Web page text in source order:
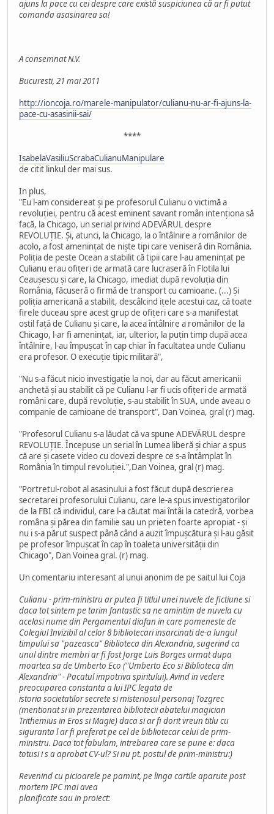
ajuns la pace cu cei despre care există suspiciunea că ar fi putut
comanda asasinarea sa!
A consemnat N.V.
Bucuresti, 21 mai 2011
http://ioncoja.ro/marele-manipulator/culianu-nu-ar-fi-ajuns-la-
pace-cu-asasinii-sai/
****
IsabelaVasiliuScrabaCulianuManipulare
de citit linkul der mai sus.
In plus,
"Eu l-am considereat şi pe profesorul Culianu o victimă a
revoluţiei, pentru că acest eminent savant român intenţiona să
facă, la Chicago, un serial privind ADEVĂRUL despre
REVOLUŢIE. Şi, atunci, la Chicago, la o întâlnire a românilor de
acolo, a fost ameninţat de nişte tipi care veniseră din România.
Poliţia de peste Ocean a stabilit că tipii care l-au ameninţat pe
Culianu erau ofiţeri de armată care lucraseră în Flotila lui
Ceauşescu şi care, la Chicago, imediat după revoluţia din
România, făcuseră o firmă de transport cu camioane. (...) Şi
poliţia americană a stabilit, descâlcind iţele acestui caz, că toate
firele duceau spre acest grup de ofiţeri care s-a manifestat
ostil faţă de Culianu şi care, la acea întâlnire a românilor de la
Chicago, l-ar fi ameninţat, iar, ulterior, la puţin timp după acea
întâlnire, l-au împuşcat în cap chiar în facultatea unde Culianu
era profesor. O execuţie tipic militară",
"Nu s-a făcut nicio investigaţie la noi, dar au făcut americanii
anchetă şi au stabilit că pe Culianu l-ar fi ucis ofiţeri de armată
români care, după revoluţie, s-au stabilit în SUA, unde aveau o
companie de camioane de transport", Dan Voinea, gral (r) mag.
"Profesorul Culianu s-a lăudat că va spune ADEVĂRUL despre
REVOLUŢIE. Începuse un serial în Lumea liberă şi chiar a spus
că are şi casete video cu dovezi despre ce s-a întâmplat în
România în timpul revoluţiei.",Dan Voinea, gral (r) mag.
"Portretul-robot al asasinului a fost făcut după descrierea
secretarei profesorului Culianu, care le-a spus investigatorilor
de la FBI că individul, care l-a căutat mai întâi la catedră, vorbea
româna şi părea din familie sau un prieten foarte apropiat - şi
nu i s-a părut suspect până când a auzit împuşcătura şi l-au găsit
pe profesor împuşcat în cap în toaleta universităţii din
Chicago", Dan Voinea gral. (r) mag.
Un comentariu interesant al unui anonim de pe saitul lui Coja
Culianu - prim-ministru ar putea fi titlul unei nuvele de fictiune si
daca tot sintem pe tarim fantastic sa ne amintim de nuvela cu
acelasi nume din Pergamentul diafan in care pomeneste de
Colegiul Invizibil al celor 8 bibliotecari insarcinati de-a lungul
timpului sa "pazeasca" Biblioteca din Alexandria, sugerind ca
unul dintre membri ar fi fost Jorge Luis Borges urmat dupa
moartea sa de Umberto Eco ("Umberto Eco si Biblioteca din
Alexandria" - Pacatul impotriva spiritului). Avind in vedere
preocuparea constanta a lui IPC legata de
istoria societatilor secrete si misteriosul personaj Tozgrec
(mentionat si in prezentarea bibliotecii abatelui magician
Trithemius in Eros si Magie) daca si ar fi dorit vreun titlu cu
siguranta l ar fi preferat pe cel de bibliotecar celui de prim-
ministru. Daca tot fabulam, intrebarea care se pune e: daca
totusi i s a aprobat CV-ul? Si nu pt. postul de prim-ministru:)
Revenind cu picioarele pe pamint, pe linga cartile aparute post
mortem IPC mai avea
planificate sau in proiect: